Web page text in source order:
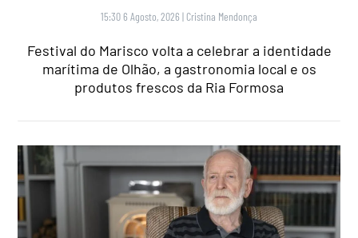
15:30 6 Agosto, 2026 | Cristina Mendonça
Festival do Marisco volta a celebrar a identidade
marítima de Olhão, a gastronomia local e os
produtos frescos da Ria Formosa